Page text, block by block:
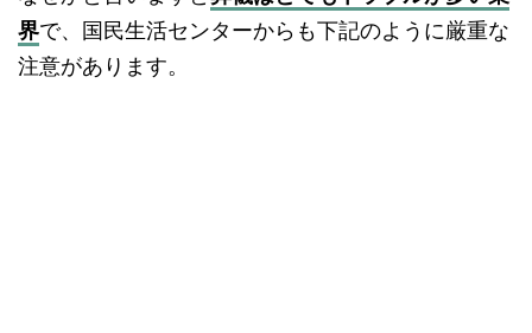
界で、国民生活センターからも下記のように厳重な
注意があります。